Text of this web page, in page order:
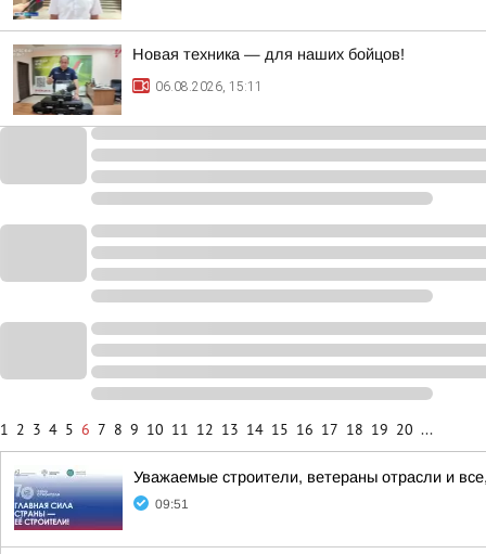
Новая техника — для наших бойцов!
06.08.2026, 15:11
1 2 3 4 5 6 7 8 9 10 11 12 13 14 15 16 17 18 19 20 ...
Уважаемые строители, ветераны отрасли и
09:51